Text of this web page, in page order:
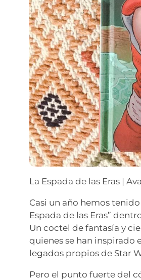
La Espada de las Eras |
Casi un año hemos
Espada de las Eras”
Un coctel de fantasía y
quienes se han inspirado
legados propios de Star
Pero el punto fuerte del